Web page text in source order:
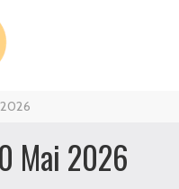
Photos
Mai 2026